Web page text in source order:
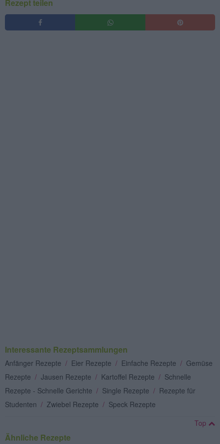
Rezept teilen
Interessante Rezeptsammlungen
Anfänger Rezepte / Eier Rezepte / Einfache Rezepte / Gemüse
Rezepte / Jausen Rezepte / Kartoffel Rezepte / Schnelle
Rezepte - Schnelle Gerichte / Single Rezepte / Rezepte für
Studenten / Zwiebel Rezepte / Speck Rezepte
Top
Ähnliche Rezepte